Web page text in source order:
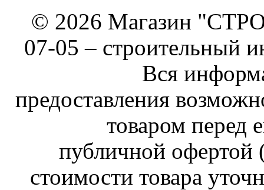
© 2026 Магазин
07-05 – строительный
Вся
предоставления
товаром перед
публичной
стоимости товара